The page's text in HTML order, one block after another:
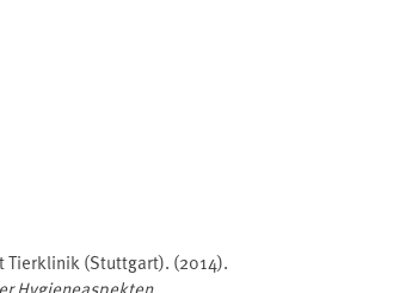
Tierklinik (Stuttgart). (2014).
Hygieneaspekten.